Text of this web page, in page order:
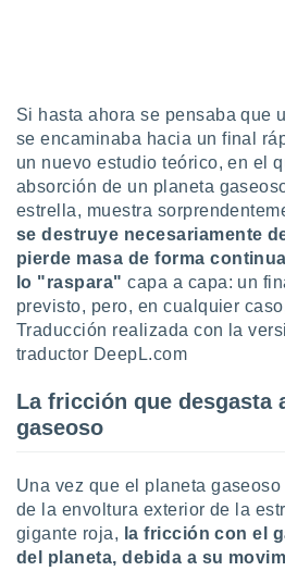
sitio
En
de que
sean
el sitio
se
o
no
Puedes
acceder a
Si hasta ahora se pensaba que
se encaminaba hacia un final
un nuevo estudio teórico, en el
absorción de un planeta
estrella, muestra
se destruye necesariamente
pierde masa de forma
lo "raspara"capa a capa: un
previsto, pero, en cualquier
Traducción realizada con la
traductor DeepL.com
La fricción que desgasta
gaseoso
Una vez que el planeta
de la envoltura exterior de la
gigante roja, la fricción con el
del planeta, debida a su